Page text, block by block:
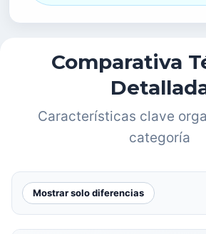
Comparativa
Características clave
categoría
Mostrar solo diferencias